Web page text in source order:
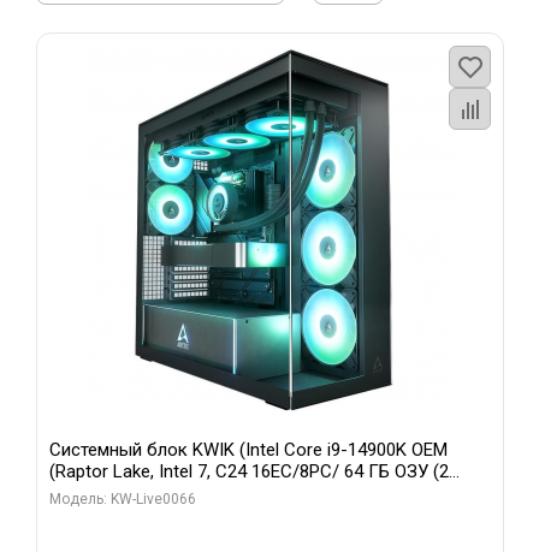
Системный блок KWIK (Intel Core i9-14900K OEM
(Raptor Lake, Intel 7, C24 16EC/8PC/ 64 ГБ ОЗУ (2
модуля)/ Gigabyte RTX5080 XTREME WATERFORCE
Модель: KW-Live0066